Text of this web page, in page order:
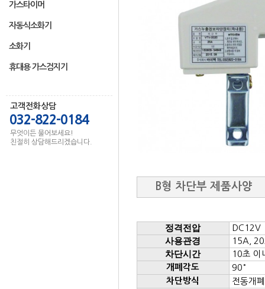
가스타이머
자동식소화기
소화기
휴대용 가스검지기
고객전화상담
032-822-0184
무엇이든 물어보세요!
친절히 상담해드리겠습니다.
B형 차단부 제품사양
정격전압 DC12V
사용관경 15A,
차단시간 10초 이
개폐각도 90°
차단방식 전동개